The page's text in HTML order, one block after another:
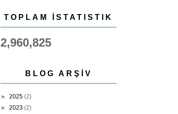
TOPLAM İSTATISTIK
2,960,825
BLOG ARŞIV
► 2025 (2)
► 2023 (2)